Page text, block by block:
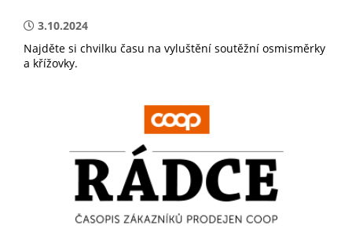
3.10.2024
Najděte si chvilku času na vyluštění soutěžní osmisměrky
a křížovky.